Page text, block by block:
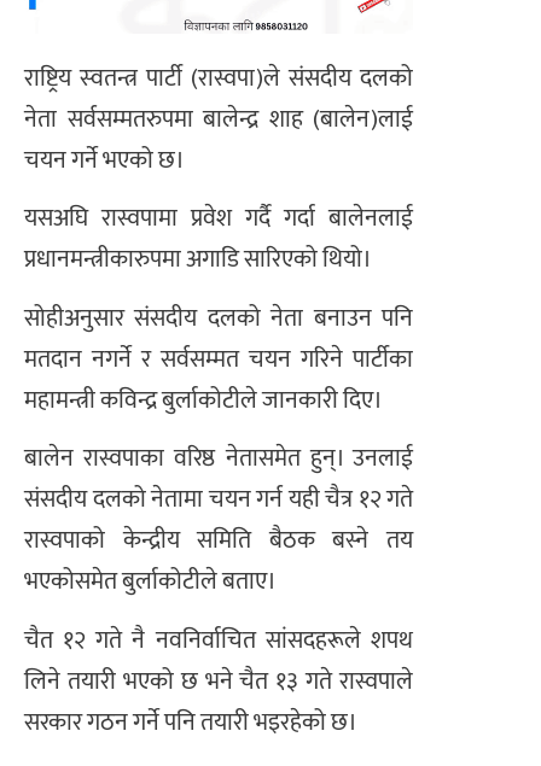
राष्ट्रिय स्‍वतन्त्र पार्टी (रास्वपा)ले संसदीय दलको
नेता सर्वसम्मतरुपमा बालेन्द्र शाह (बालेन)लाई
चयन गर्ने भएको छ।
यसअघि रास्वपामा प्रवेश गर्दै गर्दा बालेनलाई
प्रधानमन्त्रीकारुपमा अगाडि सारिएको थियो।
सोहीअनुसार संसदीय दलको नेता बनाउन पनि
मतदान नगर्ने र सर्वसम्मत चयन गरिने पार्टीका
महामन्त्री कविन्द्र बुर्लाकोटीले जानकारी दिए।
बालेन रास्वपाका वरिष्ठ नेतासमेत हुन्। उनलाई
संसदीय दलको नेतामा चयन गर्न यही चैत्र १२ गते
रास्वपाको केन्द्रीय समिति बैठक बस्ने तय
भएकोसमेत बुर्लाकोटीले बताए।
चैत १२ गते नै नवनिर्वाचित सांसदहरूले शपथ
लिने तयारी भएको छ भने चैत १३ गते रास्वपाले
सरकार गठन गर्ने पनि तयारी भइरहेको छ।